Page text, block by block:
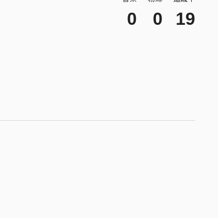
0 0 19